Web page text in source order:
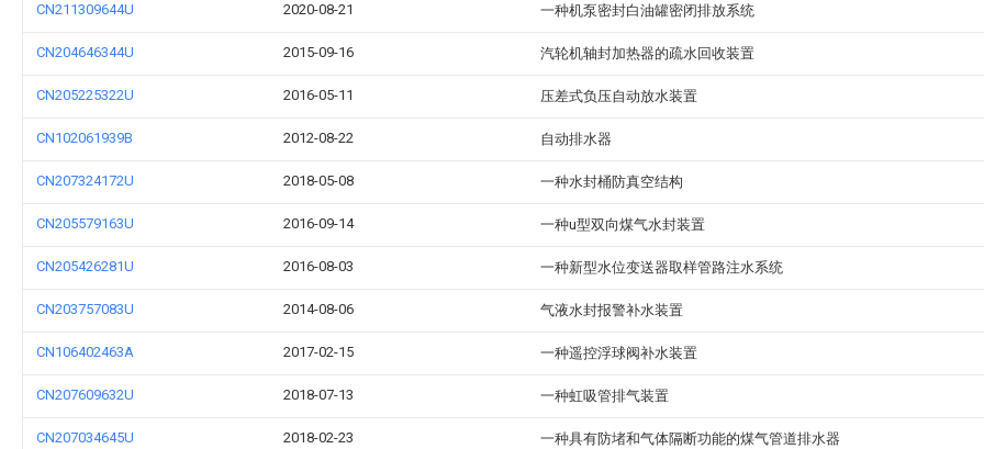
CN211309644U 2020-08-21 一种机泵密封白油罐密闭排放系统
CN204646344U 2015-09-16 汽轮机轴封加热器的疏水回收装置
CN205225322U 2016-05-11 压差式负压自动放水装置
CN102061939B 2012-08-22 自动排水器
CN207324172U 2018-05-08 一种水封桶防真空结构
CN205579163U 2016-09-14 一种u型双向煤气水封装置
CN205426281U 2016-08-03 一种新型水位变送器取样管路注水系统
CN203757083U 2014-08-06 气液水封报警补水装置
CN106402463A 2017-02-15 一种遥控浮球阀补水装置
CN207609632U 2018-07-13 一种虹吸管排气装置
CN207034645U 2018-02-23 一种具有防堵和气体隔断功能的煤气管道排水器